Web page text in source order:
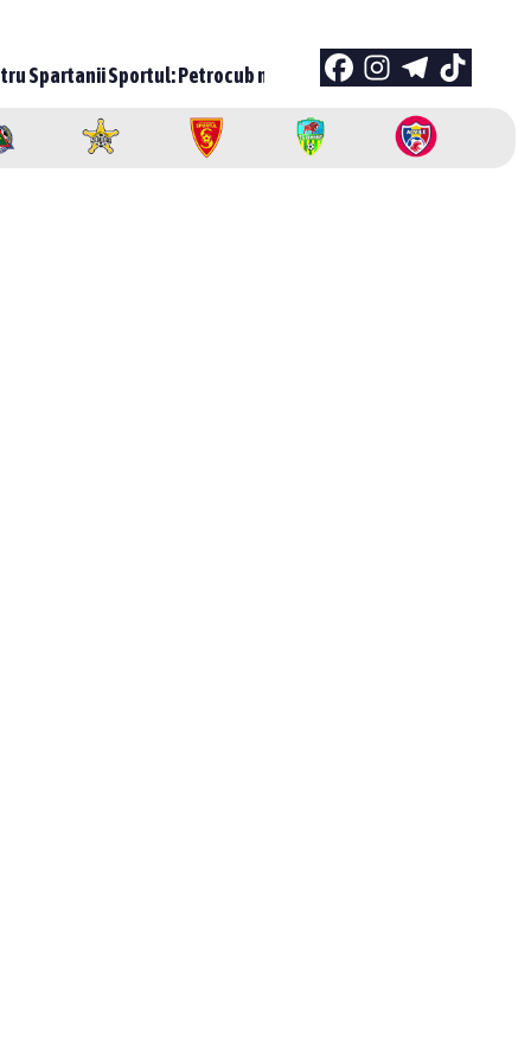
Petrocub marchează opt goluri și arată de ce e numărul 1 în